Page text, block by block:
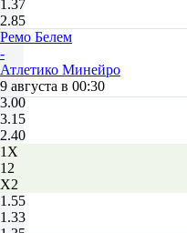
1.37
2.85
Ремо Белем
-
Атлетико Минейро
9 августа в 00:30
3.00
3.15
2.40
1X
12
X2
1.55
1.33